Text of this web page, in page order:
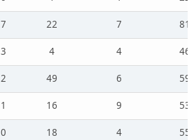
7 22 7
81
3 4 4
46
2 49 6
59
1 16 9
53
0 18 4
55